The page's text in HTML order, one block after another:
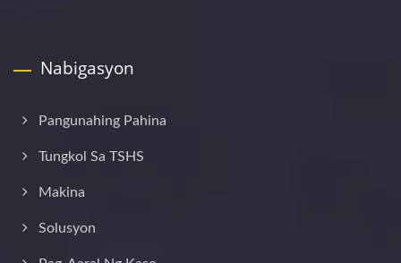
Nabigasyon
Pangunahing Pahina
Tungkol Sa TSHS
Makina
Solusyon